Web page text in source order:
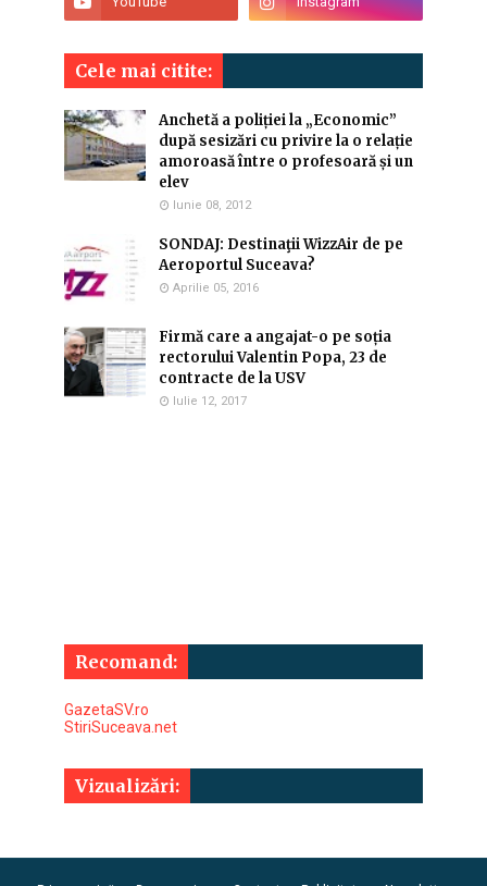
Cele mai citite:
Anchetă a poliției la „Economic”
după sesizări cu privire la o relație
amoroasă între o profesoară și un
elev
Iunie 08, 2012
SONDAJ: Destinaţii WizzAir de pe
Aeroportul Suceava?
Aprilie 05, 2016
Firmă care a angajat-o pe soția
rectorului Valentin Popa, 23 de
contracte de la USV
Iulie 12, 2017
Recomand:
GazetaSV.ro
StiriSuceava.net
Vizualizări: